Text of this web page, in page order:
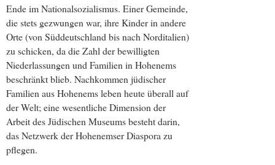
Ende im Nationalsozialismus. Einer Gemeinde,
die stets gezwungen war, ihre Kinder in andere
Orte (von Süddeutschland bis nach Norditalien)
zu schicken, da die Zahl der bewilligten
Niederlassungen und Familien in Hohenems
beschränkt blieb. Nachkommen jüdischer
Familien aus Hohenems leben heute überall auf
der Welt; eine wesentliche Dimension der
Arbeit des Jüdischen Museums besteht darin,
das Netzwerk der Hohenemser Diaspora zu
pflegen.